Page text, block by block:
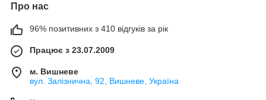
Про нас
96% позитивних з 410 відгуків за рік
Працює з 23.07.2009
м. Вишневе
вул. Залізнична, 92, Вишневе, Україна